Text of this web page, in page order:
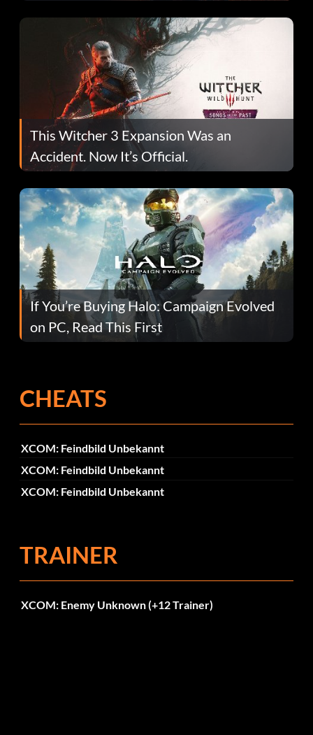
This Witcher 3 Expansion Was an
Accident. Now It’s Official.
If You’re Buying Halo: Campaign Evolved
on PC, Read This First
CHEATS
XCOM: Feindbild Unbekannt
XCOM: Feindbild Unbekannt
XCOM: Feindbild Unbekannt
TRAINER
XCOM: Enemy Unknown (+12 Trainer)